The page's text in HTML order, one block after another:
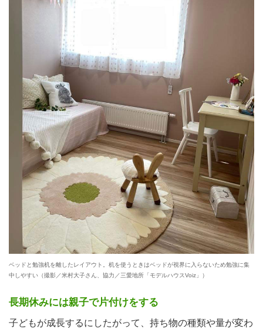
ベッドと勉強机を離したレイアウト。机を使うときはベッドが視界に入らないため勉強に集
中しやすい（撮影／米村大子さん、協力／三愛地所「モデルハウスVoiz」）
長期休みには親子で片付けをする
子どもが成長するにしたがって、持ち物の種類や量が変わ